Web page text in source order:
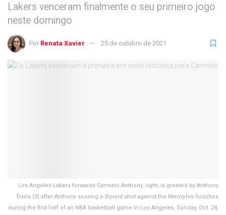
Lakers venceram finalmente o seu primeiro jogo
neste domingo
Por Renata Xavier 25 de outubro de 2021
Los Angeles Lakers forwards Carmelo Anthony, right, is greeted by Anthony
Davis (3) after Anthony scoring a 3-piont shot against the Memphis Grizzlies
during the first half of an NBA basketball game in Los Angeles, Sunday, Oct. 24,